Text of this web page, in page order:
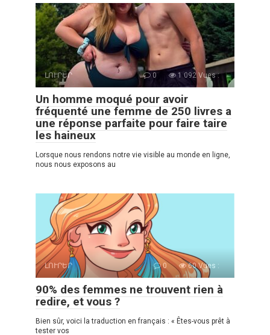
ԼՈՒՐԵՐ 0 1 092 Vues :
Un homme moqué pour avoir
fréquenté une femme de 250 livres a
une réponse parfaite pour faire taire
les haineux
Lorsque nous rendons notre vie visible au monde en ligne,
nous nous exposons au
ԼՈՒՐԵՐ 0 60 Vues :
90% des femmes ne trouvent rien à
redire, et vous ?
Bien sûr, voici la traduction en français : « Êtes-vous prêt à
tester vos